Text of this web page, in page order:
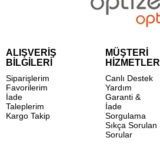
ALIŞVERİŞ
BİLGİLERİ
Siparişlerim
Favorilerim
İade
Taleplerim
Kargo Takip
MÜŞTERİ
HİZMETLERİ
Canlı Destek
Yardım
Garanti &
İade
Sorgulama
Sıkça Sorulan
Sorular